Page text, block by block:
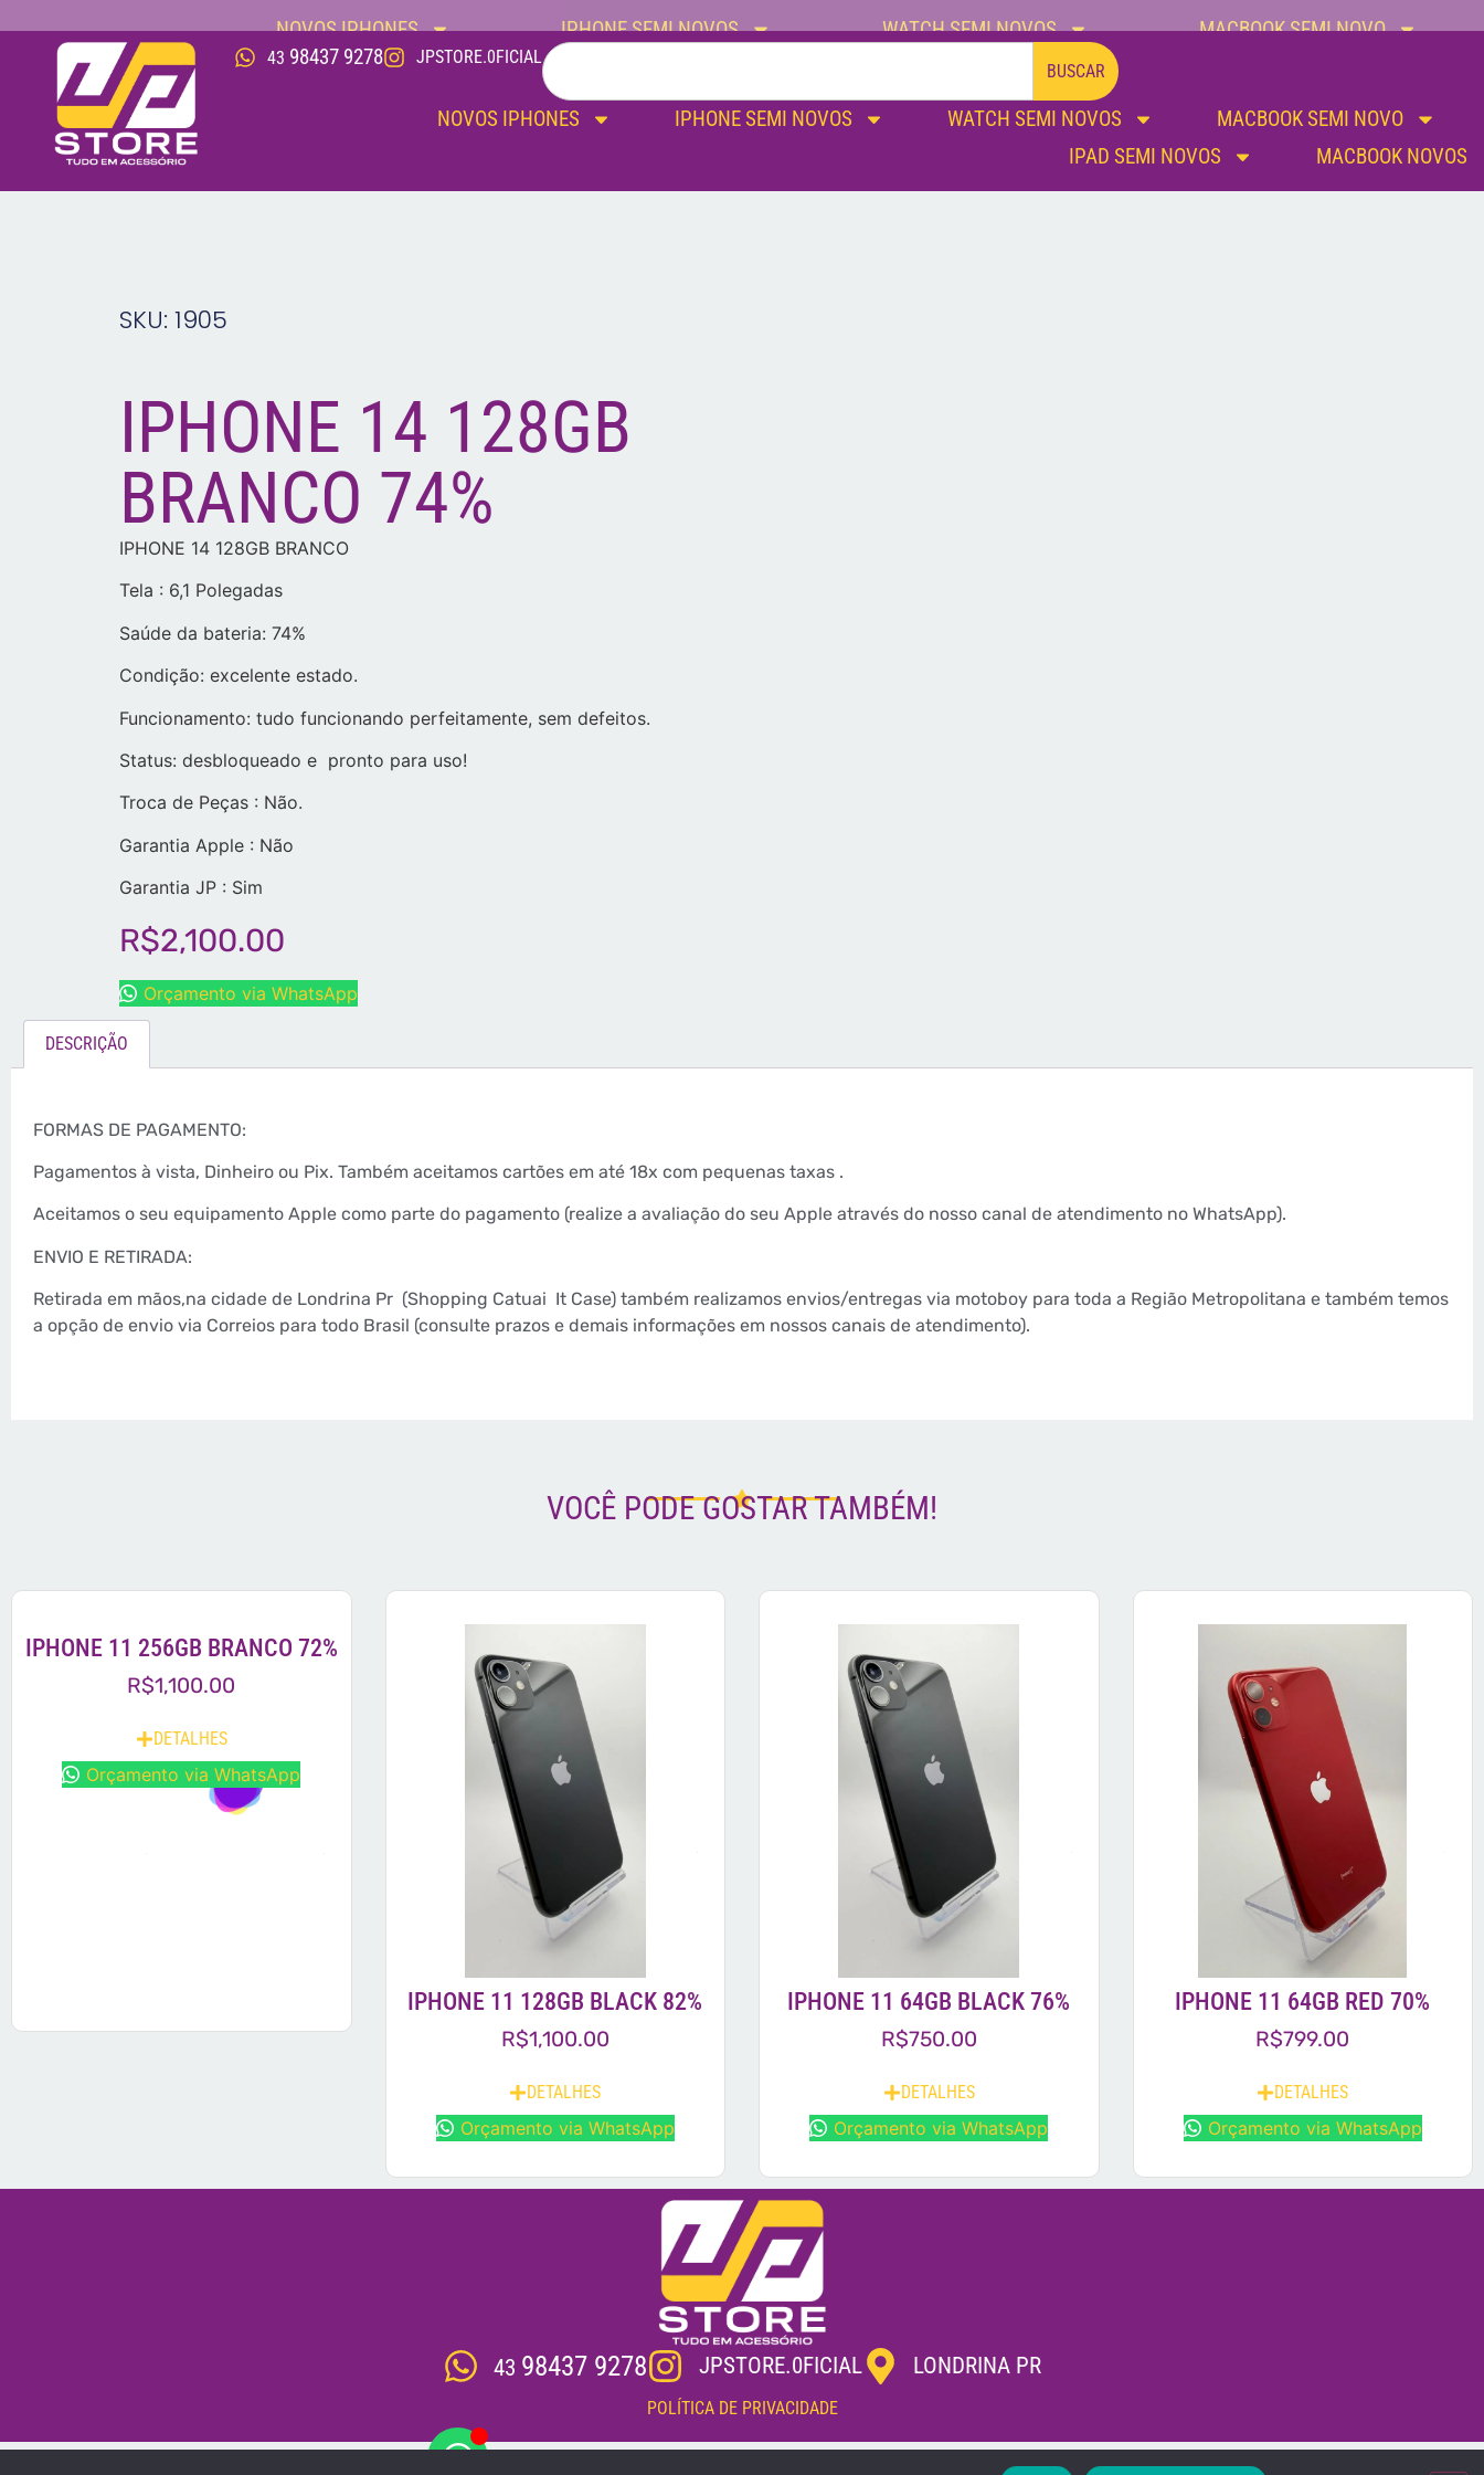
NOVOS IPHONES IPHONE SEMI NOVOS WATCH SEMI NOVOS
MACBOOK SEMI NOVO
IPAD SEMI NOVOS
43 98437 9278 JPSTORE.0FICIAL
BUSCAR
NOVOS IPHONES IPHONE SEMI NOVOS WATCH SEMI NOVOS
MACBOOK SEMI NOVO
IPAD SEMI NOVOS
MACBOOK NOVOS
SKU: 1905
IPHONE 14 128GB
BRANCO 74%
IPHONE 14 128GB BRANCO
Tela : 6,1 Polegadas
Saúde da bateria: 74%
Condição: excelente estado.
Funcionamento: tudo funcionando perfeitamente, sem defeitos.
Status: desbloqueado e pronto para uso!
Troca de Peças : Não.
Garantia Apple : Não
Garantia JP : Sim
R$2,100.00
Orçamento via WhatsApp
DESCRIÇÃO
FORMAS DE PAGAMENTO:
Pagamentos à vista, Dinheiro ou Pix. Também aceitamos cartões em até 18x com pequenas taxas .
Aceitamos o seu equipamento Apple como parte do pagamento (realize a avaliação do seu Apple através do nosso canal de atendimento no WhatsApp).
ENVIO E RETIRADA:
Retirada em mãos,na cidade de Londrina Pr (Shopping Catuai It Case) também realizamos envios/entregas via motoboy para toda a Região Metropolitana e também temos
a opção de envio via Correios para todo Brasil (consulte prazos e demais informações em nossos canais de atendimento).
VOCÊ PODE GOSTAR TAMBÉM!
IPHONE 11 256GB BRANCO 72%
R$1,100.00
DETALHES
Orçamento via WhatsApp
IPHONE 11 128GB BLACK 82%
R$1,100.00
DETALHES
Orçamento via WhatsApp
IPHONE 11 64GB BLACK 76%
R$750.00
DETALHES
Orçamento via WhatsApp
IPHONE 11 64GB RED 70%
R$799.00
DETALHES
Orçamento via WhatsApp
43 98437 9278 JPSTORE.0FICIAL LONDRINA PR
POLÍTICA DE PRIVACIDADE